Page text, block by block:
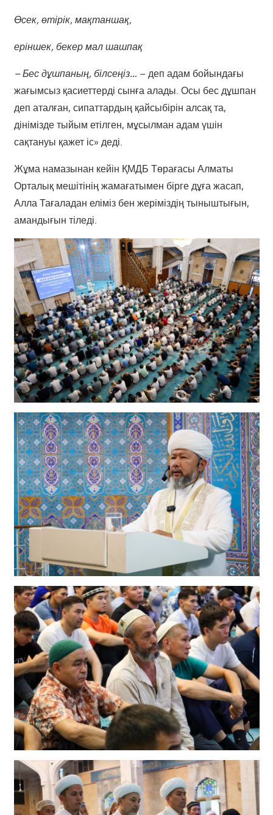
Өсек, өтірік, мақтаншақ,
еріншек, бекер мал шашпақ
– Бес дұшпаның, білсеңіз… – деп адам бойындағы
жағымсыз қасиеттерді сынға алады. Осы бес дұшпан
деп аталған, сипаттардың қайсыбірін алсақ та,
дінімізде тыйым етілген, мұсылман адам үшін
сақтануы қажет іс» деді.
Жұма намазынан кейін ҚМДБ Төрағасы Алматы
Орталық мешітінің жамағатымен бірге дұға жасап,
Алла Тағаладан еліміз бен жеріміздің тыныштығын,
амандығын тіледі.